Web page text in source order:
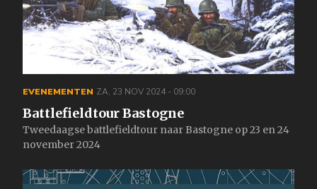
EVENEMENTEN ZA, 23 NOV 2024 - 09:00
Battlefieldtour Bastogne
Tweedaagse battlefieldtour naar Bastogne op 23 en 24
november 2024